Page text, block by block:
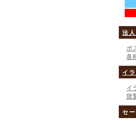
法
ポ
各
イ
イ
貨
セ